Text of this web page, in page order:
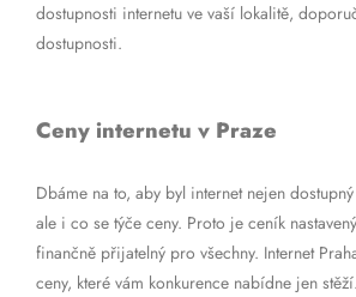
dostupnosti internetu ve vaší lokalitě,
dostupnosti.
Ceny internetu v Praze
Dbáme na to, aby byl internet nejen
ale i co se týče ceny. Proto je ceník
finančně přijatelný pro všechny. Internet
ceny, které vám konkurence nabídne jen